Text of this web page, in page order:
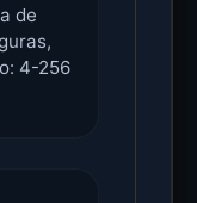
de
4-256